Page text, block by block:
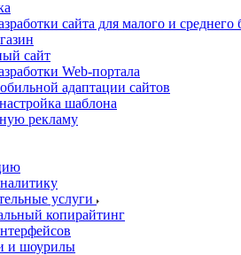
сайта для малого и среднего
сайт
Web-портала
адаптации сайтов
шаблона
рекламу
услуги
копирайтинг
и шоурилы